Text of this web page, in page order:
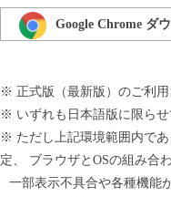
Google Chrome ダ
※ 正式版（最新版）のご利用
※ いずれも日本語版に限らせ
※ ただし上記環境範囲内で
定、 ブラウザとOSの組み合
一部表示不具合や各種機能